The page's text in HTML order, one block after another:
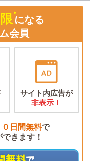
になる
会員
サイト内広告が
非表示！
日間無料で
きます！